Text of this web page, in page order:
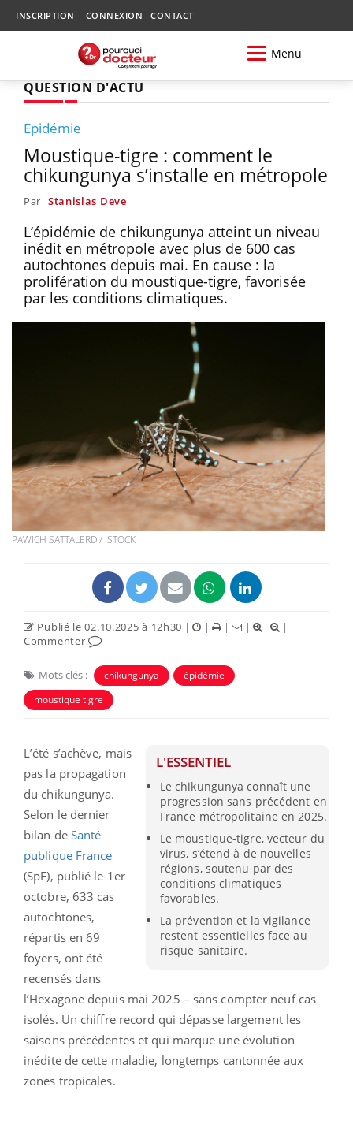
INSCRIPTION CONNEXION CONTACT
Menu
QUESTION D'ACTU
Epidémie
Moustique-tigre : comment le
chikungunya s’installe en métropole
Par Stanislas Deve
L’épidémie de chikungunya atteint un niveau
inédit en métropole avec plus de 600 cas
autochtones depuis mai. En cause : la
prolifération du moustique-tigre, favorisée
par les conditions climatiques.
PAWICH SATTALERD / ISTOCK
Publié le 02.10.2025 à 12h30 | | | |
|
Commenter
Mots clés : chikungunya
épidémie
moustique tigre
L'ESSENTIEL
Le chikungunya connaît une
progression sans précédent en
France métropolitaine en 2025.
Le moustique-tigre, vecteur du
virus, s’étend à de nouvelles
régions, soutenu par des
conditions climatiques
favorables.
La prévention et la vigilance
restent essentielles face au
risque sanitaire.
L’été s’achève, mais
pas la propagation
du chikungunya.
Selon le dernier
bilan de Santé
publique France
(SpF), publié le 1er
octobre, 633 cas
autochtones,
répartis en 69
foyers, ont été
recensés dans
l’Hexagone depuis mai 2025 – sans compter neuf cas
isolés. Un chiffre record qui dépasse largement les
saisons précédentes et qui marque une évolution
inédite de cette maladie, longtemps cantonnée aux
zones tropicales.